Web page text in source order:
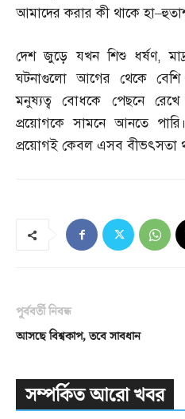
আমাদের করার কী থাকে হা–
দেশ জুড়ে যখন শিশু ধর্ষণ,
ঘটনাগুলো আগের থেকে
মনুষ্যত্ব বোধকে পেছনে
প্রয়োগকে সামনে আনতে
প্রয়োগই কেবল এসব বীভৎসতা
পূর্ববর্তী নিবন্ধ
আসছে বিশ্বকাপ, তবে সাবধান
সম্পর্কিত আরো খবর